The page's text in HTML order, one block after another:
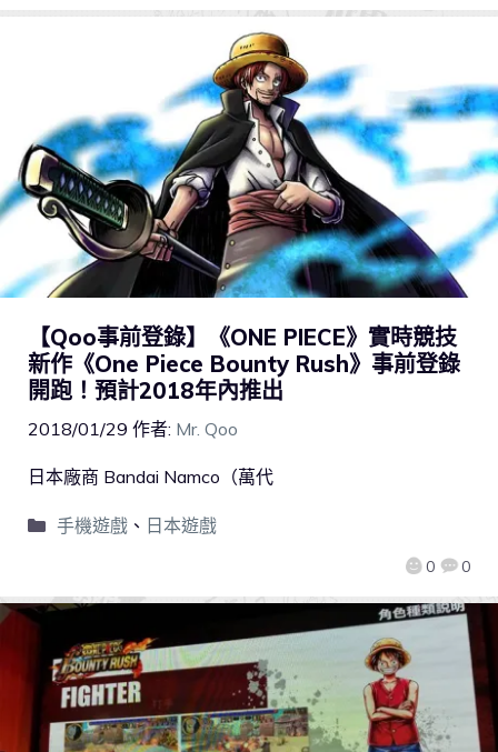
【Qoo事前登錄】《ONE PIECE》實時競技
新作《One Piece Bounty Rush》事前登錄
開跑！預計2018年內推出
2018/01/29 作者: Mr. Qoo
0 0
日本廠商 Bandai Namco（萬代
手機遊戲、 日本遊戲